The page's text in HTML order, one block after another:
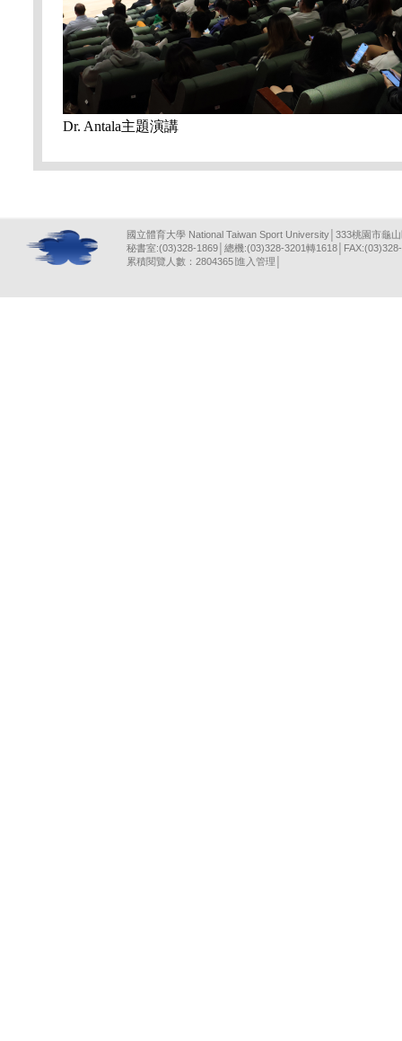
Dr. Antala主題演講
國立體育大學 National Taiwan Sport University│333桃園市龜
秘書室:(03)328-1869│總機:(03)328-3201轉
累積閱覽人數：2804365∣ 進入管理